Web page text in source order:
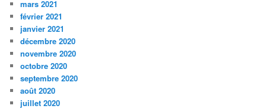
mars 2021
février 2021
janvier 2021
décembre 2020
novembre 2020
octobre 2020
septembre 2020
août 2020
juillet 2020